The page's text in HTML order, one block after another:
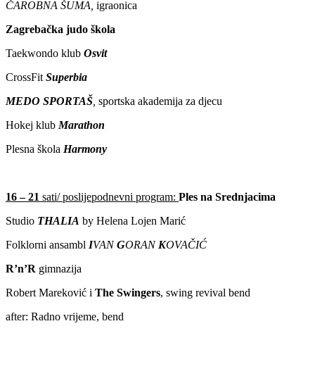
ČAROBNA ŠUMA, igraonica
Zagrebačka judo škola
Taekwondo klub Osvit
CrossFit Superbia
MEDO SPORTAŠ sportska akademija za djecu
Hokej klub Marathon
Plesna škola Harmony
16 – 21 sati/ poslijepodnevni program: Ples na Srednjacima
Studio THALIA by Helena Lojen Marić
Folklorni ansambl IVANGORAN KOVAČIĆ
R’n’R gimnazija
Robert Mareković i The Swingers, swing revival bend
after: Radno vrijeme, bend